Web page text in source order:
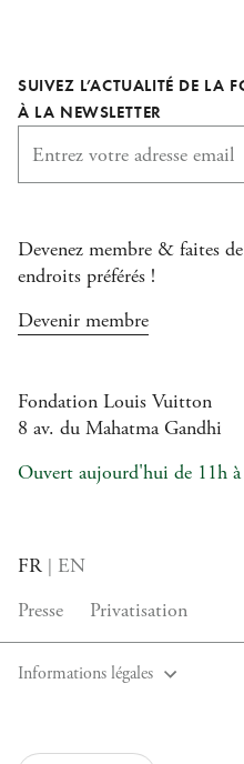
FacebookInstagram
YouTube
TikTok
SUIVEZ L’ACTUALITÉ DE LA
À LA NEWSLETTER
Devenez membre & faites
endroits préférés !
Devenir membre
Fondation Louis Vuitton
8 av. du Mahatma Gandhi
Ouvert aujourd'hui de 11h
Langue
FR
EN
Presse
Privatisation
Informations légales